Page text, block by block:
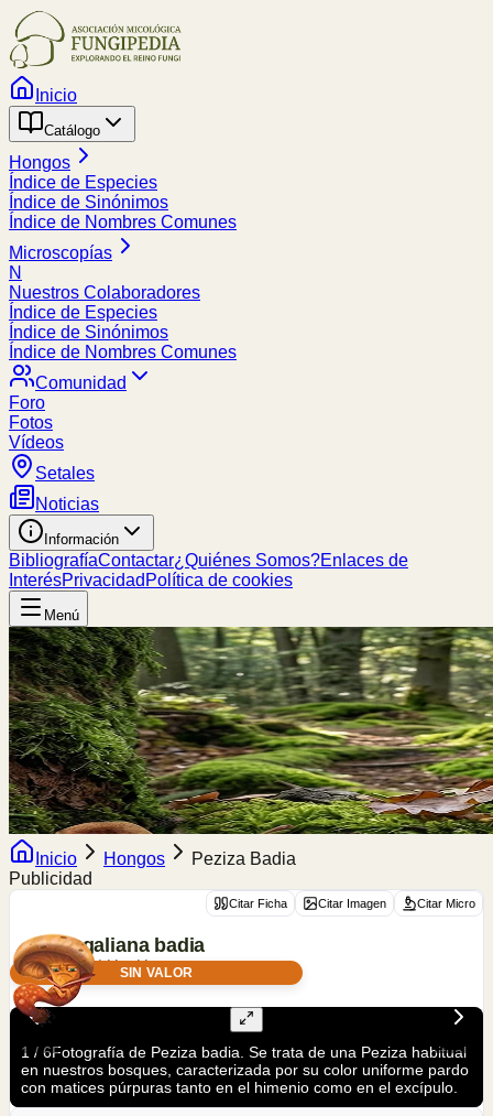
Inicio
Catálogo
Hongos
Índice de Especies
Índice de Sinónimos
Índice de Nombres Comunes
Microscopías
N
Nuestros Colaboradores
Índice de Especies
Índice de Sinónimos
Índice de Nombres Comunes
Comunidad
Foro
Fotos
Vídeos
Setales
Noticias
Información
BibliografíaContactar¿Quiénes Somos?Enlaces de
InterésPrivacidad Política de cookies
Menú
Inicio Hongos
Peziza Badia
Publicidad
Citar Ficha Citar Imagen Citar Micro
Legaliana badia
(Pers.) Van Vooren
SIN VALOR
1 / 6Fotografía de Peziza badia. Se trata de una Peziza habitual
en nuestros bosques, caracterizada por su color uniforme pardo
con matices púrpuras tanto en el himenio como en el excípulo.